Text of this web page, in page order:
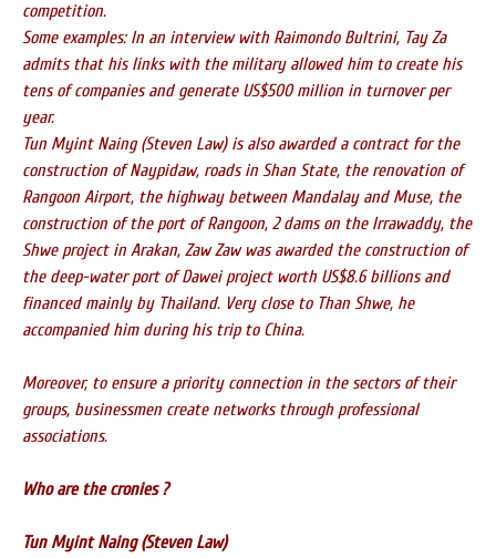
competition.
Some examples: In an interview with Raimondo Bultrini, Tay Za
admits that his links with the military allowed him to create his
tens of companies and generate US$500 million in turnover per
year.
Tun Myint Naing (Steven Law) is also awarded a contract for the
construction of Naypidaw, roads in Shan State, the renovation of
Rangoon Airport, the highway between Mandalay and Muse, the
construction of the port of Rangoon, 2 dams on the Irrawaddy, the
Shwe project in Arakan, Zaw Zaw was awarded the construction of
the deep-water port of Dawei project worth US$8.6 billions and
financed mainly by Thailand. Very close to Than Shwe, he
accompanied him during his trip to China.
Moreover, to ensure a priority connection in the sectors of their
groups, businessmen create networks through professional
associations.
Who are the cronies ?
Tun Myint Naing (Steven Law)